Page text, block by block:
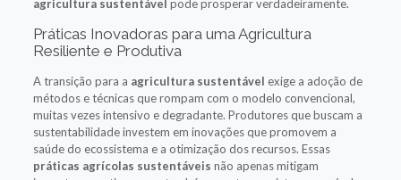
agricultura sustentável pode prosperar verdadeiramente.
Práticas Inovadoras para uma Agricultura
Resiliente e Produtiva
A transição para a agricultura sustentável exige a adoção de
métodos e técnicas que rompam com o modelo convencional,
muitas vezes intensivo e degradante. Produtores que buscam a
sustentabilidade investem em inovações que promovem a
saúde do ecossistema e a otimização dos recursos. Essas
práticas agrícolas sustentáveis não apenas mitigam